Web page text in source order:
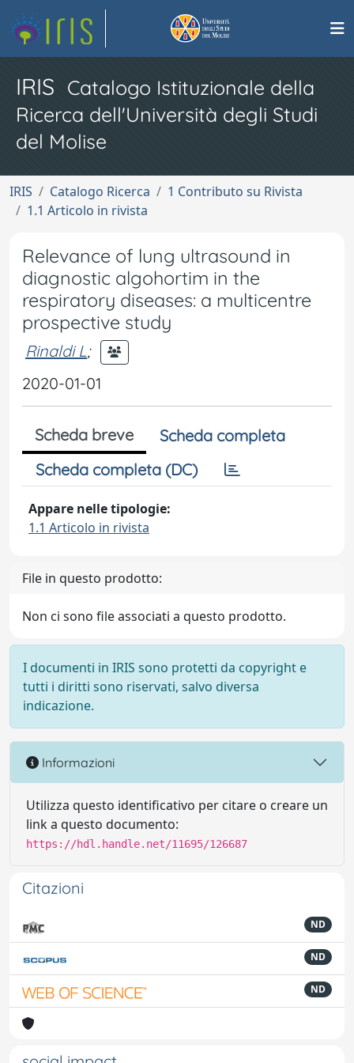
IRIS Catalogo Istituzionale della
Ricerca dell'Università degli Studi
del Molise
IRIS Catalogo Ricerca
1 Contributo su Rivista
1.1 Articolo in rivista
Relevance of lung ultrasound in
diagnostic algohortim in the
respiratory diseases: a multicentre
prospective study
Rinaldi L;
2020-01-01
Scheda breve
Scheda completa
Scheda completa (DC)
Appare nelle tipologie:
1.1 Articolo in rivista
File in questo prodotto:
Non ci sono file associati a questo prodotto.
I documenti in IRIS sono protetti da copyright e
tutti i diritti sono riservati, salvo diversa
indicazione.
Informazioni
Utilizza questo identificativo per citare o creare un
link a questo documento:
https://hdl.handle.net/11695/126687
Citazioni
ND
ND
ND